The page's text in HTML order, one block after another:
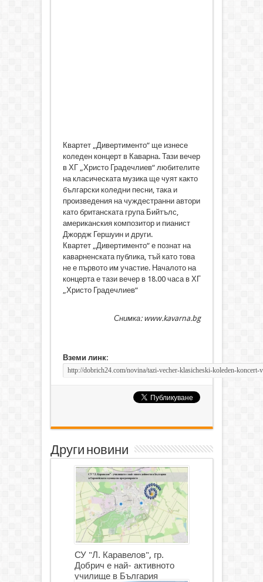
Квартет „Дивертименто“ ще изнесе
коледен концерт в Каварна. Тази вечер
в ХГ „Христо Градечлиев“ любителите
на класическата музика ще чуят както
български коледни песни, така и
произведения на чуждестранни автори
като британската група Бийтълс,
американския композитор и пианист
Джордж Гершуин и други.
Квартет „Дивертименто“ е познат на
каварненската публика, тъй като това
не е първото им участие. Началото на
концерта е тази вечер в 18.00 часа в ХГ
„Христо Градечлиев“
Снимка: www.kavarna.bg
Вземи линк:
Други новини
СУ "Л. Каравелов", гр.
Добрич е най- активното
училище в България